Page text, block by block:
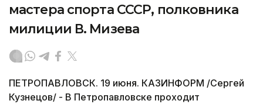
мастера спорта СССР, полковника
милиции В. Мизева
ПЕТРОПАВЛОВСК. 19 июня. КАЗИНФОРМ /Сергей
Кузнецов/ - В Петропавловске проходит